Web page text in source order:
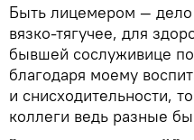
Быть лицемером — дело
вязко-тягучее, для
бывшей сослуживице
благодаря моему
и снисходительности,
коллеги ведь разные